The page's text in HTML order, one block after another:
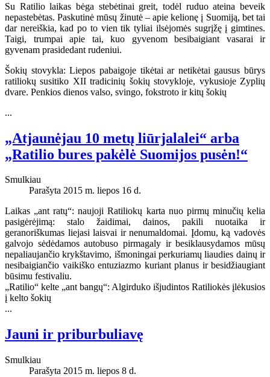
Su Ratilio laikas bėga stebėtinai greit, todėl ruduo ateina beveik
nepastebėtas. Paskutinė mūsų žinutė – apie kelionę į Suomiją, bet tai
dar nereiškia, kad po to vien tik tyliai ilsėjomės sugrįžę į gimtines.
Taigi, trumpai apie tai, kuo gyvenom besibaigiant vasarai ir
gyvenam prasidedant rudeniui.
Šokių stovykla: Liepos pabaigoje tikėtai ar netikėtai gausus būrys
ratiliokų susitiko XII tradicinių šokių stovykloje, vykusioje Zyplių
dvare. Penkios dienos valso, svingo, fokstroto ir kitų šokių
...
„Atjaunėjau 10 metų liūrjalalei“ arba
„Ratilio bures pakėlė Suomijos pusėn!“
Smulkiau
Parašyta 2015 m. liepos 16 d.
Laikas „ant ratų“: naujoji Ratiliokų karta nuo pirmų minučių kelia
pasigėrėjimą: stalo žaidimai, dainos, pakili nuotaika ir
geranoriškumas liejasi laisvai ir nenumaldomai. Įdomu, ką vadovės
galvojo sėdėdamos autobuso pirmagaly ir besiklausydamos mūsų
nepaliaujančio krykštavimo, išmoningai perkuriamų liaudies dainų ir
nesibaigiančio vaikiško entuziazmo kuriant planus ir besidžiaugiant
būsimu festivaliu.
„Ratilio“ kelte „ant bangų“: Algirduko išjudintos Ratiliokės įlėkusios
į kelto šokių
...
Jauni ir priburbuliavę
Smulkiau
Parašyta 2015 m. liepos 8 d.